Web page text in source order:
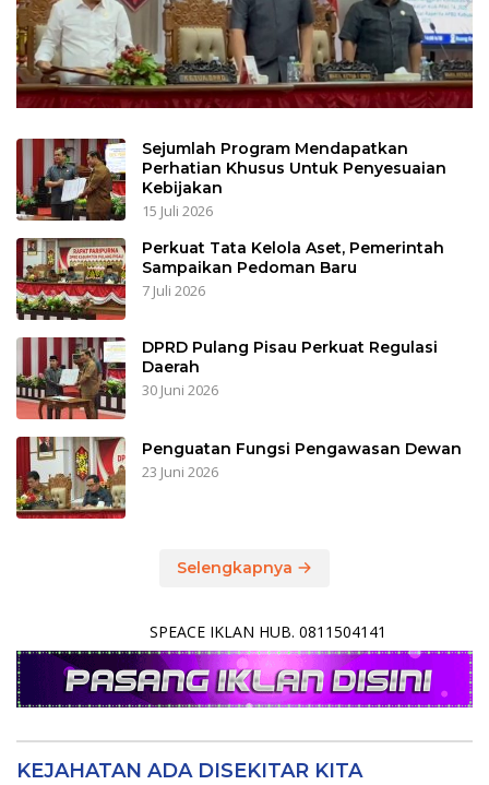
Sejumlah Program Mendapatkan
Perhatian Khusus Untuk Penyesuaian
Kebijakan
15 Juli 2026
Perkuat Tata Kelola Aset, Pemerintah
Sampaikan Pedoman Baru
7 Juli 2026
DPRD Pulang Pisau Perkuat Regulasi
Daerah
30 Juni 2026
Penguatan Fungsi Pengawasan Dewan
23 Juni 2026
Selengkapnya
SPEACE IKLAN HUB. 0811504141
KEJAHATAN ADA DISEKITAR KITA